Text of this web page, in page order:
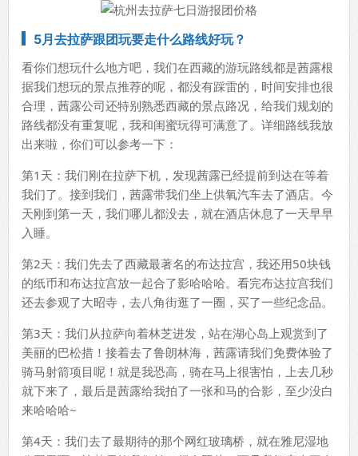
5月去拉萨跟团玩要走什么路线好玩？
看你们想玩什么地方吧，我们在西藏的游玩路线都是茜露根
据我们想玩的景点推荐的呢，都没有踩雷的，时间安排也很
合理，茜露公司还特别熟悉西藏的景点路况，给我们规划的
路线都没有重复呢，我和闺蜜玩得可满意了。详细路线我放
出来啦，你们可以参考一下：
第1天：我们刚在拉萨下机，发现茜露已经提前到达在等着
我们了。接到我们，茜露带我们坐上供氧汽车去了酒店。今
天刚到第一天，我们哪儿都没去，就在酒店休息了一天早早
入睡。
第2天：我们先去了西藏最著名的布达拉宫，我还用50块钱
的纸币和布达拉宫放一起合了影哈哈哈。看完布达拉宫我们
还去参观了大昭寺，去八角街逛了一圈，买了一些纪念品。
第3天：我们从拉萨向着林芝进发，站在湖心岛上观赏到了
美丽的巴松措！接着去了鲁朗林海，茜露请我们免费体验了
骑马射箭项目呢！就是我恐高，骑在马上很害怕，上去几秒
就下来了，最后是茜露给我拍了一张和马的合影，至少没白
来哈哈哈~
第4天：我们去了最期待的那个网红玻璃桥，就在雅尼湿地